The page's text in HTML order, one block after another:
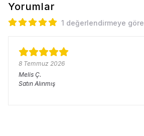
Yorumlar
1 değerlendirmeye göre
8 Temmuz 2026
Melis Ç.
Satın Alınmış